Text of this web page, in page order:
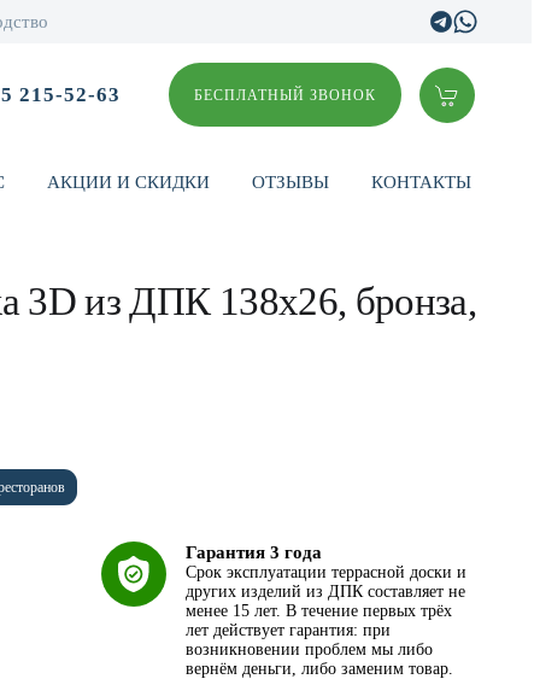
215-52-63 БЕСПЛАТНЫЙ ЗВОНОК
АКЦИИ И СКИДКИ ОТЗЫВЫ КОНТАКТЫ
3D из ДПК 138х26, бронза,
Гарантия 3 года
Срок эксплуатации террасной доски и
других изделий из ДПК составляет не
менее 15 лет. В течение первых трёх
лет действует гарантия: при
возникновении проблем мы либо
вернём деньги, либо заменим товар.